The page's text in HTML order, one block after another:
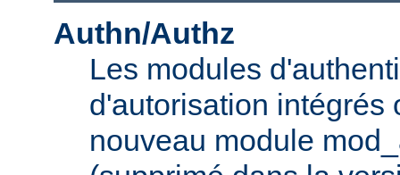
Authn/Authz
Les modules
d'autorisation intégrés
nouveau module